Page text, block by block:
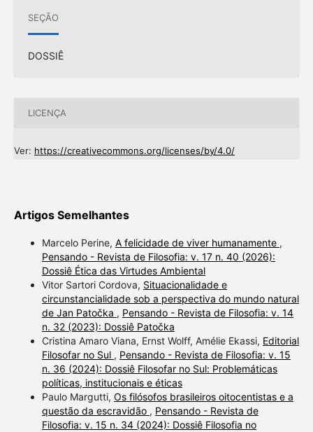
SEÇÃO
DOSSIÊ
LICENÇA
Ver: https://creativecommons.org/licenses/by/4.0/
Artigos Semelhantes
Marcelo Perine, A felicidade de viver humanamente ,
Pensando - Revista de Filosofia: v. 17 n. 40 (2026):
Dossiê Ética das Virtudes Ambiental
Vitor Sartori Cordova, Situacionalidade e
circunstancialidade sob a perspectiva do mundo natural
de Jan Patočka , Pensando - Revista de Filosofia: v. 14
n. 32 (2023): Dossiê Patočka
Cristina Amaro Viana, Ernst Wolff, Amélie Ekassi, Editorial
Filosofar no Sul , Pensando - Revista de Filosofia: v. 15
n. 36 (2024): Dossiê Filosofar no Sul: Problemáticas
políticas, institucionais e éticas
Paulo Margutti, Os filósofos brasileiros oitocentistas e a
questão da escravidão , Pensando - Revista de
Filosofia: v. 15 n. 34 (2024): Dossiê Filosofia no